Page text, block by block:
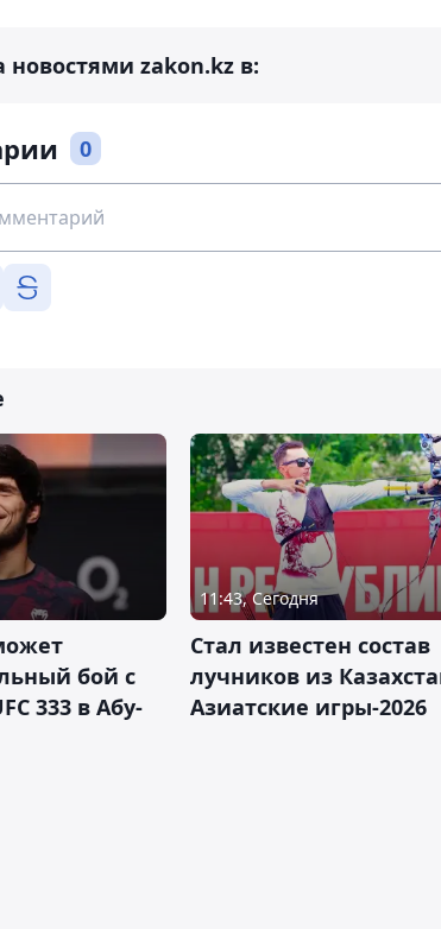
новостями zakon.kz в:
0
бой с
333 в Абу-
11:43, Сегодня
Стал известен состав
лучников из
Азиатские игры-2026